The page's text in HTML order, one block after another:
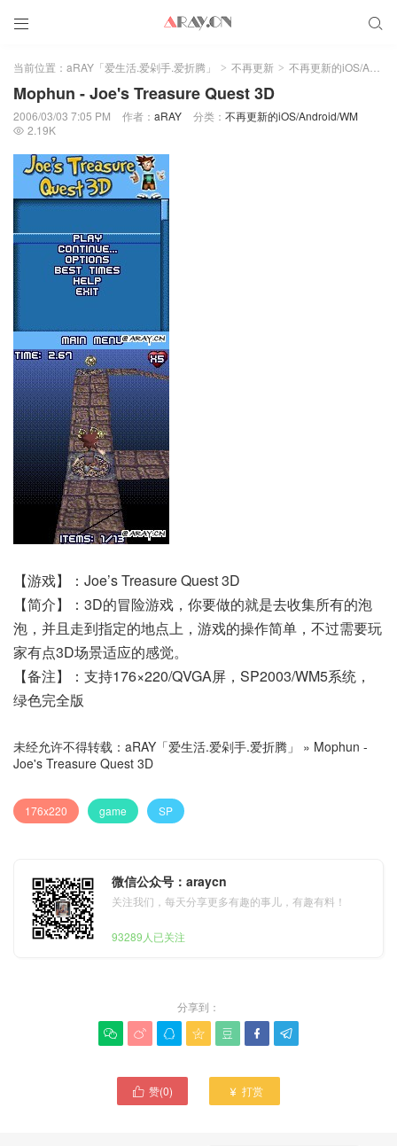
 
当前位置： aRAY「爱生活.爱剁手.爱折腾」 > 不再更新 > 不再更新的iOS/Android/WM
Mophun - Joe's Treasure Quest 3D
2006/03/03 7:05 PM 作者： aRAY 分类： 不再更新的iOS/Android/WM
 2.19K
【游戏】：Joe’s Treasure Quest 3D
【简介】：3D的冒险游戏，你要做的就是去收集所有的泡
泡，并且走到指定的地点上，游戏的操作简单，不过需要玩
家有点3D场景适应的感觉。
【备注】：支持176×220/QVGA屏，SP2003/WM5系统，
绿色完全版
未经允许不得转载： aRAY「爱生活.爱剁手.爱折腾」 » Mophun -
Joe's Treasure Quest 3D
176x220 game SP
微信公众号：araycn
关注我们，每天分享更多有趣的事儿，有趣有料！
93289人已关注
分享到：
      
 赞(0)  打赏